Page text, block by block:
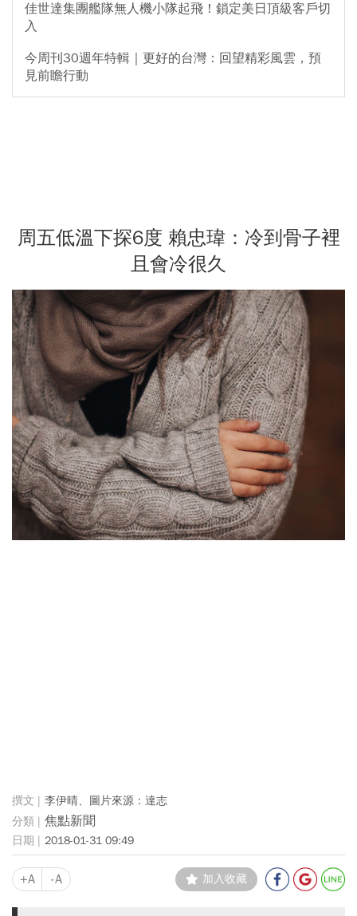
佳世達集團艦隊無人機小隊起飛！鎖定美日頂級客戶切
入
今周刊30週年特輯｜更好的台灣：回望精彩風雲，預
見前瞻行動
周五低溫下探6度 賴忠瑋：冷到骨子裡
且會冷很久
李伊晴、圖片來源：達志
焦點新聞
2018-01-31 09:49
+A -A 加入收藏